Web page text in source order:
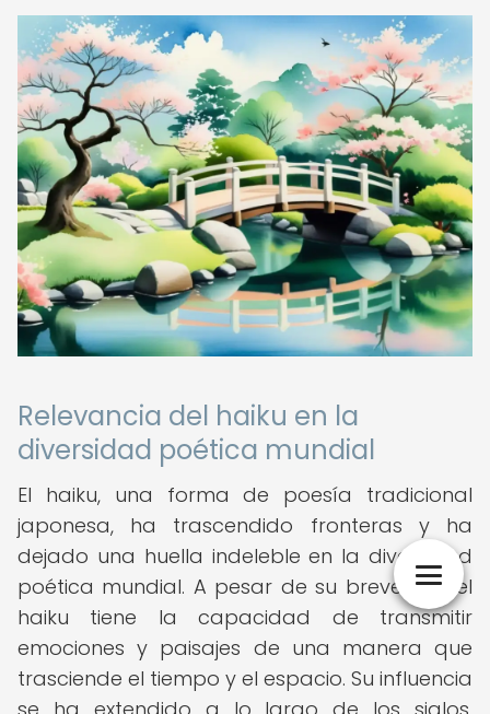
Relevancia del haiku en la
diversidad poética mundial
El haiku, una forma de poesía tradicional
japonesa, ha trascendido fronteras y ha
dejado una huella indeleble en la diversidad
poética mundial. A pesar de su brevedad, el
haiku tiene la capacidad de transmitir
emociones y paisajes de una manera que
trasciende el tiempo y el espacio. Su influencia